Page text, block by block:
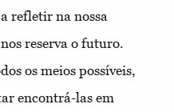
refletir na nossa
reserva o futuro.
os meios possíveis,
encontrá-las em